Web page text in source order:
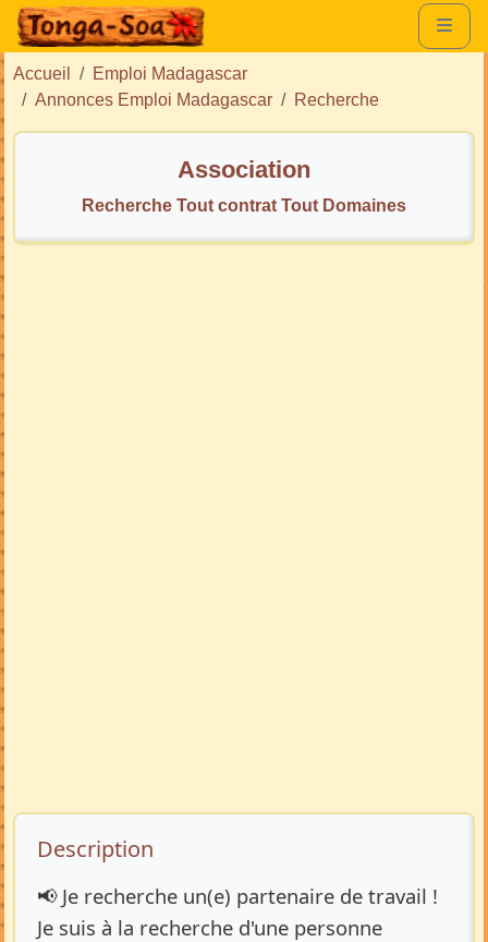
Accueil
Emploi Madagascar
Annonces Emploi Madagascar
Recherche
Association
Recherche Tout contrat Tout Domaines
Description de l’annonce
Description
📢 Je recherche un(e) partenaire de travail !
Je suis à la recherche d'une personne